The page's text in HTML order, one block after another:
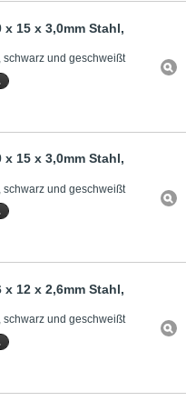
x 15 x 3,0mm Stahl,
und geschweißt
x 15 x 3,0mm Stahl,
und geschweißt
x 12 x 2,6mm Stahl,
und geschweißt